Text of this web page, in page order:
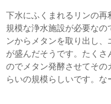
下水にふくまれるリンの
規模な浄水施設が必要な
ンからメタンを取り出し
が盛んだそうです。たく
のでメタン発酵させてそ
らいの規模らしいです。な